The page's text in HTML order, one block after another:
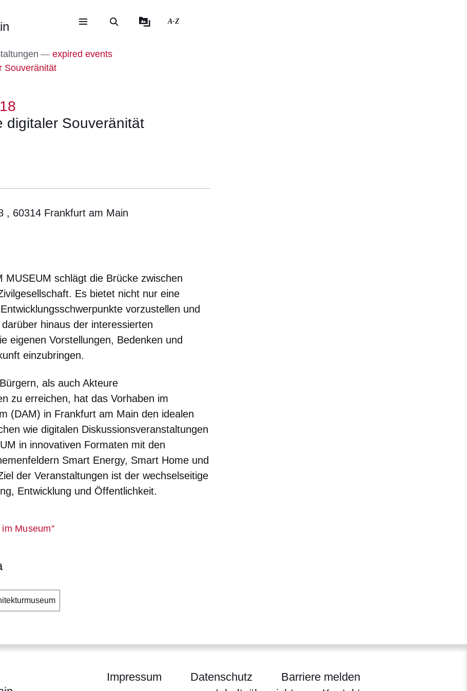
A-Z
expired events
Souveränität
digitaler Souveränität
, 60314 Frankfurt am Main
MUSEUM schlägt die Brücke zwischen
Es bietet nicht nur eine
vorzustellen und
hinaus der interessierten
eigenen Vorstellungen, Bedenken und
einzubringen.
als auch Akteure
zu erreichen, hat das Vorhaben im
(DAM) in Frankfurt am Main den idealen
wie digitalen Diskussionsveranstaltungen
in innovativen Formaten mit den
Smart Energy, Smart Home und
der Veranstaltungen ist der wechselseitige
Entwicklung und Öffentlichkeit.
Museum"
Impressum Datenschutz
Barriere melden